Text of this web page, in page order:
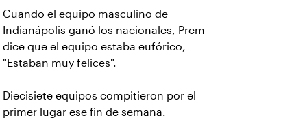
Cuando el equipo masculino de
Indianápolis ganó los nacionales, Prem
dice que el equipo estaba eufórico,
"Estaban muy felices".
Diecisiete equipos compitieron por el
primer lugar ese fin de semana.